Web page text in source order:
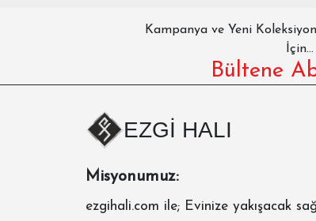
Kampanya ve Yeni
İçin...
Bültene
EZGİ HALI
Misyonumuz:
ezgihali.com ile; Evinize yakışacak